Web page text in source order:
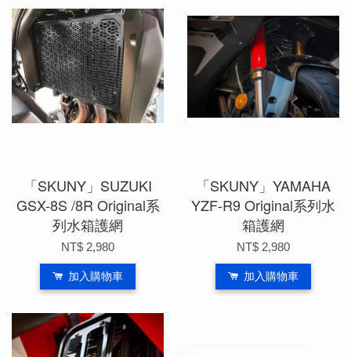
「SKUNY」SUZUKI
GSX-8S /8R Original系
列水箱護網
NT$ 2,980
加入購物車
「SKUNY」YAMAHA
YZF-R9 Original系列水
箱護網
NT$ 2,980
加入購物車